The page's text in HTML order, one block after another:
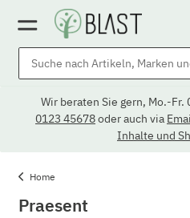
Wir beraten Sie gern, Mo.-
0123 45678oder auch via
Inhalte und
Home
Praesent